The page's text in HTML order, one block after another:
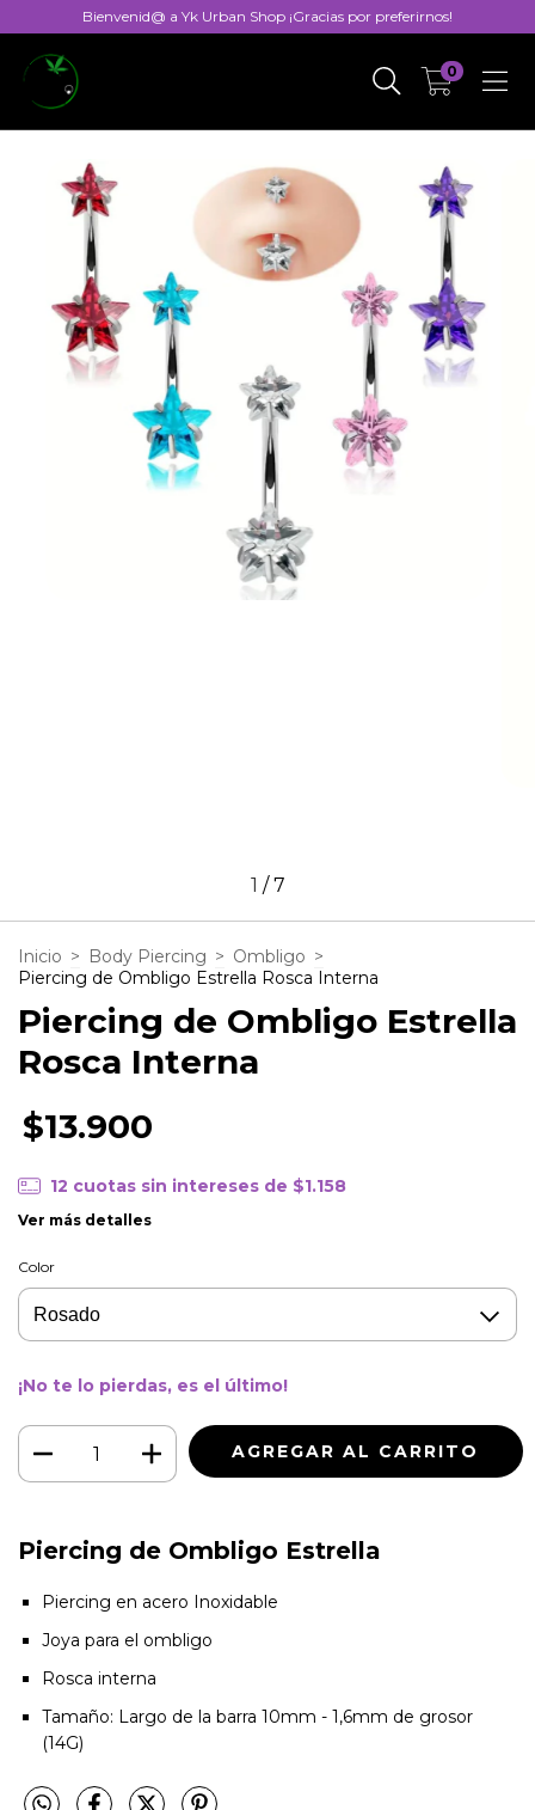
Bienvenid@ a Yk Urban Shop ¡Gracias por preferirnos!
0
1 /7
Inicio > Body Piercing > Ombligo >
Piercing de Ombligo Estrella Rosca Interna
Piercing de Ombligo Estrella
Rosca Interna
$13.900
12 cuotas sin intereses de $1.158
Ver más detalles
Color
¡No te lo pierdas, es el último!
Piercing de Ombligo Estrella
Piercing en acero Inoxidable
Joya para el ombligo
Rosca interna
Tamaño: Largo de la barra 10mm - 1,6mm de grosor
(14G)